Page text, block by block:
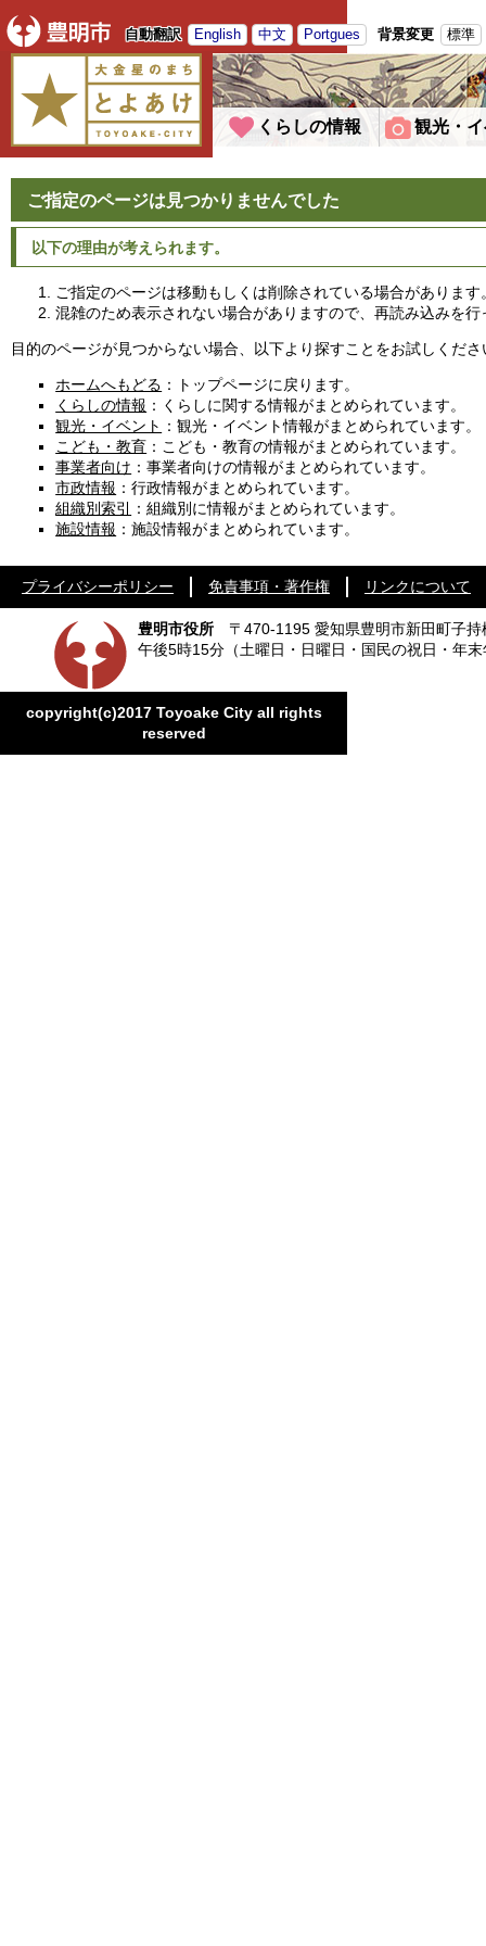
自動翻訳 English 中文 Portgues 背景変更 標準
くらしの情報 観光・
ご指定のページは見つかりませんでした
以下の理由が考えられます。
ご指定のページは移動もしくは削除されている場合があります
混雑のため表示されない場合がありますので、再読み込みを行
目的のページが見つからない場合、以下より探すことをお試しくださ
ホームへもどる ：トップページに戻ります。
くらしの情報 ：くらしに関する情報がまとめられています。
観光・イベント ：観光・イベント情報がまとめられています。
こども・教育 ：こども・教育の情報がまとめられています。
事業者向け ：事業者向けの情報がまとめられています。
市政情報 ：行政情報がまとめられています。
組織別索引
：組織別に情報がまとめられています。
施設情報 ：施設情報がまとめられています。
プライバシーポリシー 免責事項・著作権 リンクについて
豊明市役所 〒470-1195 愛知県豊明市新田町子持
午後5時15分 （土曜日・日曜日・国民の祝日・年
copyright(c)2017 Toyoake City all rights
reserved